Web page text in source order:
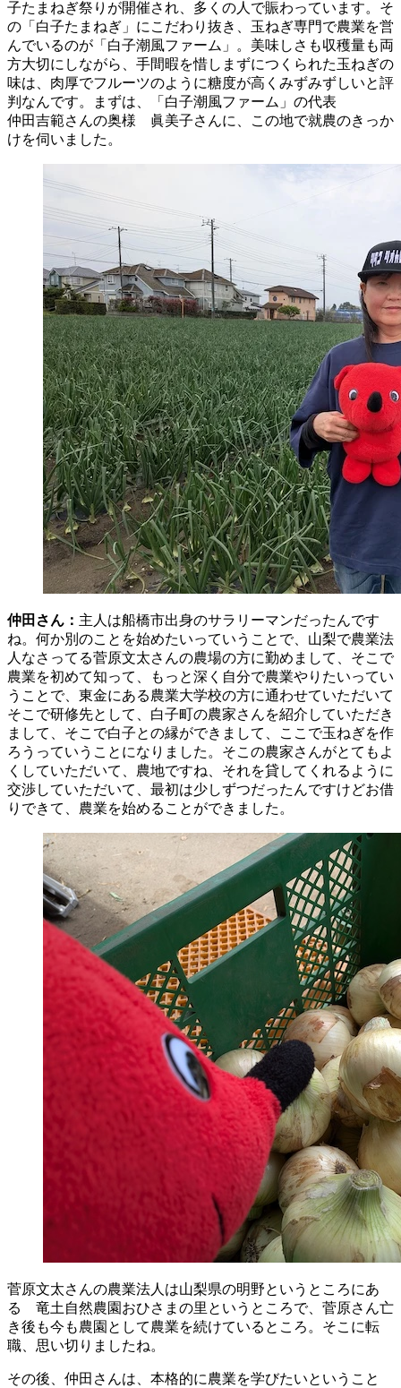
子たまねぎ祭りが開催され、多くの人で賑わっています。そ
の「白子たまねぎ」にこだわり抜き、玉ねぎ専門で農業を営
んでいるのが「白子潮風ファーム」。美味しさも収穫量も両
方大切にしながら、手間暇を惜しまずにつくられた玉ねぎの
味は、肉厚でフルーツのように糖度が高くみずみずしいと評
判なんです。まずは、「白子潮風ファーム」の代表
仲田吉範さんの奥様 眞美子さんに、この地で就農のきっか
けを伺いました。
仲田さん： 主人は船橋市出身のサラリーマンだったんです
ね。何か別のことを始めたいっていうことで、山梨で農業法
人なさってる菅原文太さんの農場の方に勤めまして、そこで
農業を初めて知って、もっと深く自分で農業やりたいってい
うことで、東金にある農業大学校の方に通わせていただいて
そこで研修先として、白子町の農家さんを紹介していただき
まして、そこで白子との縁ができまして、ここで玉ねぎを作
ろうっていうことになりました。そこの農家さんがとてもよ
くしていただいて、農地ですね、それを貸してくれるように
交渉していただいて、最初は少しずつだったんですけどお借
りできて、農業を始めることができました。
菅原文太さんの農業法人は山梨県の明野というところにあ
る 竜土 自然農園おひさまの里というところで、菅原さん亡
き後も今も農園として農業を続けているところ。そこに転
職、思い切りましたね。
その後、仲田さんは、本格的に農業を学びたいということ